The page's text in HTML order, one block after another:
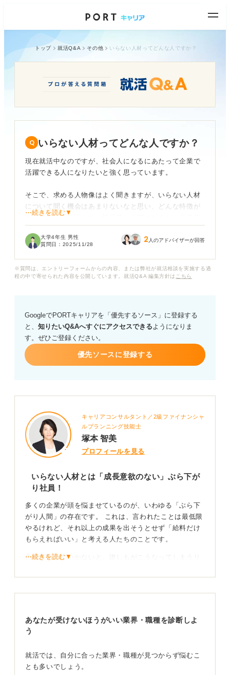
トップ 就活Q&A その他 いらない人材ってどんな人ですか？
いらない人材ってどんな人ですか？
現在就活中なのですが、社会人になるにあたって企業で
活躍できる人になりたいと強く思っています。
そこで、求める人物像はよく聞きますが、いらない人材
について聞く機会はあまりないなと思い、どんな特徴が
あるか気になりました。指示待ち人間はだめだ、自発的
が、働いた経験がないので具体的なイメージが湧きませ
企業から「この人はうちに必要ない」と思われる人の共
⋯続きを読む▼
大学4年生 男性
質問日： 2025/11/28 2 人のアドバイザーが回答
※質問は、エントリーフォームからの内容、または弊社が就活相談を実施する過
程の中で寄せられた内容を公開しています。就活Q&A 編集方針は こちら
GoogleでPORTキャリアを「優先するソース」に登録する
と、 知りたいQ&Aへすぐにアクセスできるようになりま
す。ぜひご登録ください。
優先ソースに登録する
キャリアコンサルタント／2級ファイナンシャ
ルプランニング技能士
塚本 智美
プロフィールを見る
いらない人材とは「成長意欲のない」ぶら下が
り社員！
多くの企業が頭を悩ませているのが、いわゆる「ぶら下
がり人間」の存在です。 これは、言われたことは最低限
やるけれど、それ以上の成果を出そうとせず「給料だけ
もらえればいい」と考える人たちのことです。
自分を高めていかないと、誰しもがこうなってしまうリ
「将来、ぶら下がり人材にならないか？」を慎重に見極
面接では「主体性」が重要！ 判断基準を振り返ろう
と、この傾向を疑われるかもしれません。
たとえば、大学やアルバイトを選んだ理由を聞いても
⋯続きを読む▼
あなたが受けないほうがいい業界・職種を診断しよ
う
就活では、自分に合った業界・職種が見つからず悩むこ
とも多いでしょう。